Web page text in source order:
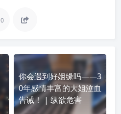
0
你会遇到好姻缘吗——3
0年感情丰富的大姐泣血
告诫！ | 纵欲危害